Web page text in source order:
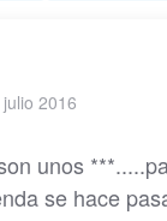
2016
unos
se hace